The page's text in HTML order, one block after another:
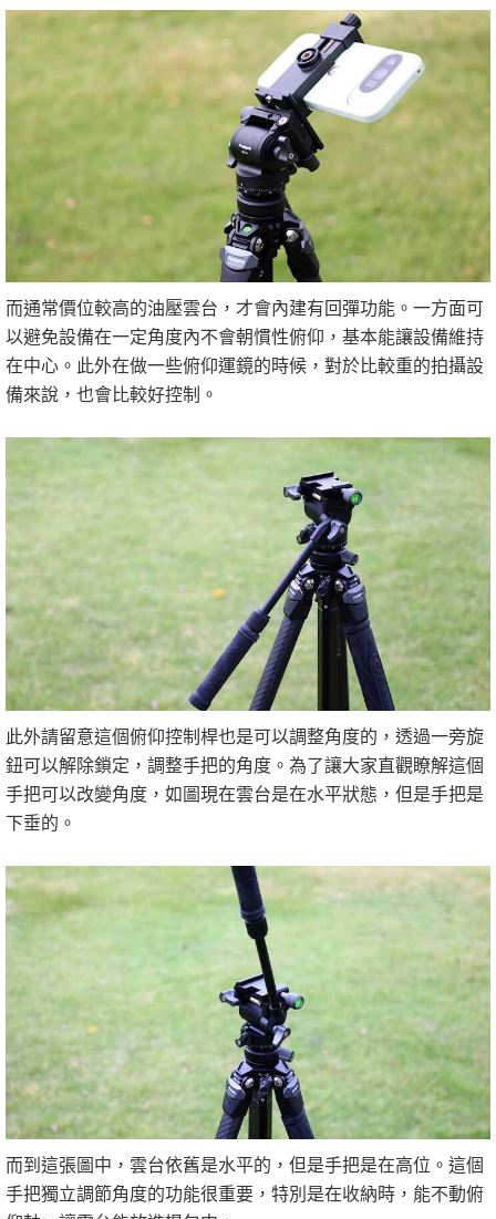
而通常價位較高的油壓雲台，才會內建有回彈功能。一方面可
以避免設備在一定角度內不會朝慣性俯仰，基本能讓設備維持
在中心。此外在做一些俯仰運鏡的時候，對於比較重的拍攝設
備來說，也會比較好控制。
此外請留意這個俯仰控制桿也是可以調整角度的，透過一旁旋
鈕可以解除鎖定，調整手把的角度。為了讓大家直觀瞭解這個
手把可以改變角度，如圖現在雲台是在水平狀態，但是手把是
下垂的。
而到這張圖中，雲台依舊是水平的，但是手把是在高位。這個
手把獨立調節角度的功能很重要，特別是在收納時，能不動俯